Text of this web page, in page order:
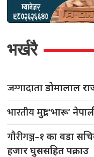
भर्खरै
जग्गादाताडोमालाल
भारतीयमुद्रा ‘भारू’
गौरीगञ्ज–१का वडा
हजार घुससहित पक्राउ